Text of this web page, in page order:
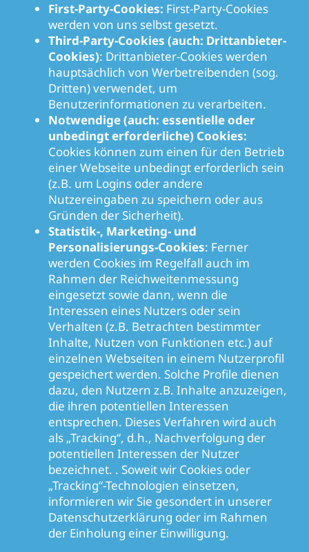
First-Party-Cookies: First-Party-Cookies
werden von uns selbst gesetzt.
Third-Party-Cookies (auch: Drittanbieter-
Cookies): Drittanbieter-Cookies werden
hauptsächlich von Werbetreibenden (sog.
Dritten) verwendet, um
Benutzerinformationen zu verarbeiten.
Notwendige (auch: essentielle oder
unbedingt erforderliche) Cookies:
Cookies können zum einen für den Betrieb
einer Webseite unbedingt erforderlich sein
(z.B. um Logins oder andere
Nutzereingaben zu speichern oder aus
Gründen der Sicherheit).
Statistik-, Marketing- und
Personalisierungs-Cookies: Ferner
werden Cookies im Regelfall auch im
Rahmen der Reichweitenmessung
eingesetzt sowie dann, wenn die
Interessen eines Nutzers oder sein
Verhalten (z.B. Betrachten bestimmter
Inhalte, Nutzen von Funktionen etc.) auf
einzelnen Webseiten in einem Nutzerprofil
gespeichert werden. Solche Profile dienen
dazu, den Nutzern z.B. Inhalte anzuzeigen,
die ihren potentiellen Interessen
entsprechen. Dieses Verfahren wird auch
als „Tracking“, d.h., Nachverfolgung der
potentiellen Interessen der Nutzer
bezeichnet. . Soweit wir Cookies oder
„Tracking“-Technologien einsetzen,
informieren wir Sie gesondert in unserer
Datenschutzerklärung oder im Rahmen
der Einholung einer Einwilligung.